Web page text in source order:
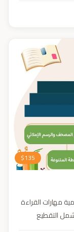
لك آفاقاً لا
$135
مهارات القراءة
التقطيع